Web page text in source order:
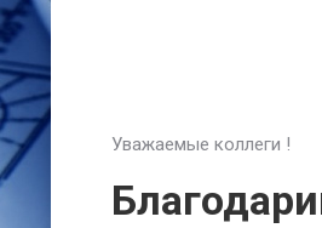
Уважаемые коллеги !